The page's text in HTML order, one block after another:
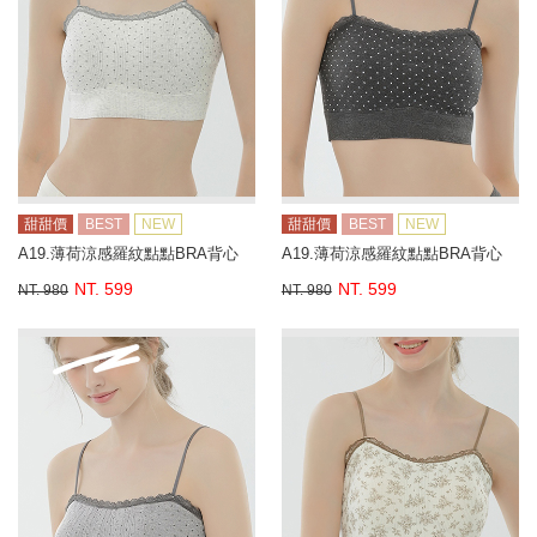
甜甜價 BEST NEW
A19.薄荷涼感羅紋點點BRA背心
NT. 980 NT. 599
甜甜價 BEST NEW
A19.薄荷涼感羅紋點點BRA背心
NT. 980 NT. 599